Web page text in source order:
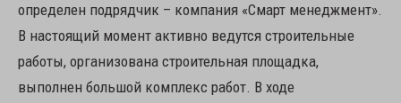
определен подрядчик – компания «Смарт менеджмент».
В настоящий момент активно ведутся строительные
работы, организована строительная площадка,
выполнен большой комплекс работ. В ходе